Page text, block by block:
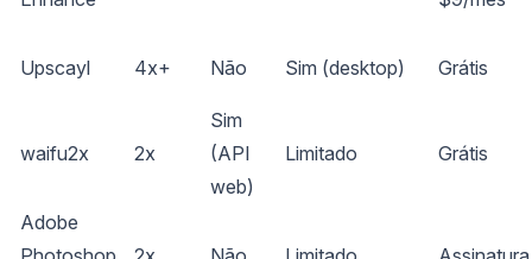
Upscayl 4x+ Não Sim (desktop) Grátis
waifu2x 2x
Sim
(API
web)
Limitado Grátis
Adobe